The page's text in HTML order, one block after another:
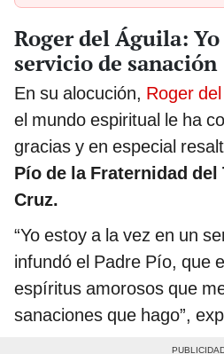
Roger del Águila:
servicio de sanación
En su alocución, Roger
el mundo espiritual le ha
gracias y en especial
Pío de la Fraternidad
Cruz.
“Yo estoy a la vez en un
infundó el Padre Pío, que
espíritus amorosos que
sanaciones que hago”,